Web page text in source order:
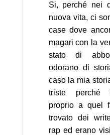
Si, perché nei
nuova vita, ci
case dove
magari con la
stato di
odorano di
caso la mia
triste perché
proprio a quel
trovato dei
rap ed erano